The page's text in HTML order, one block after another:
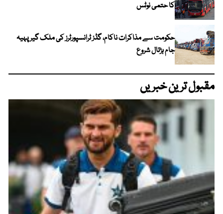
کا حتمی نوٹس
حکومت سے مذاکرات ناکام، گڈز ٹرانسپورٹرز کی ملک گیر پہیہ
جام ہڑتال شروع
مقبول ترین خبریں